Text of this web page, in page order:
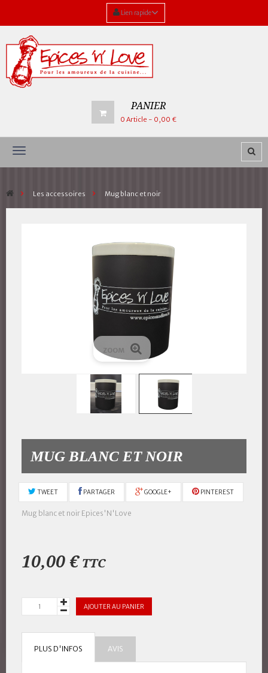
Lien rapide
PANIER
0 Article - 0,00 €
Navigation
> Les accessoires > Mug blanc et noir
ZOOM
MUG BLANC ET NOIR
TWEET PARTAGER GOOGLE+ PINTEREST
Mug blanc et noir Epices'N'Love
10,00 € TTC
AJOUTER AU PANIER
PLUS D'INFOS AVIS